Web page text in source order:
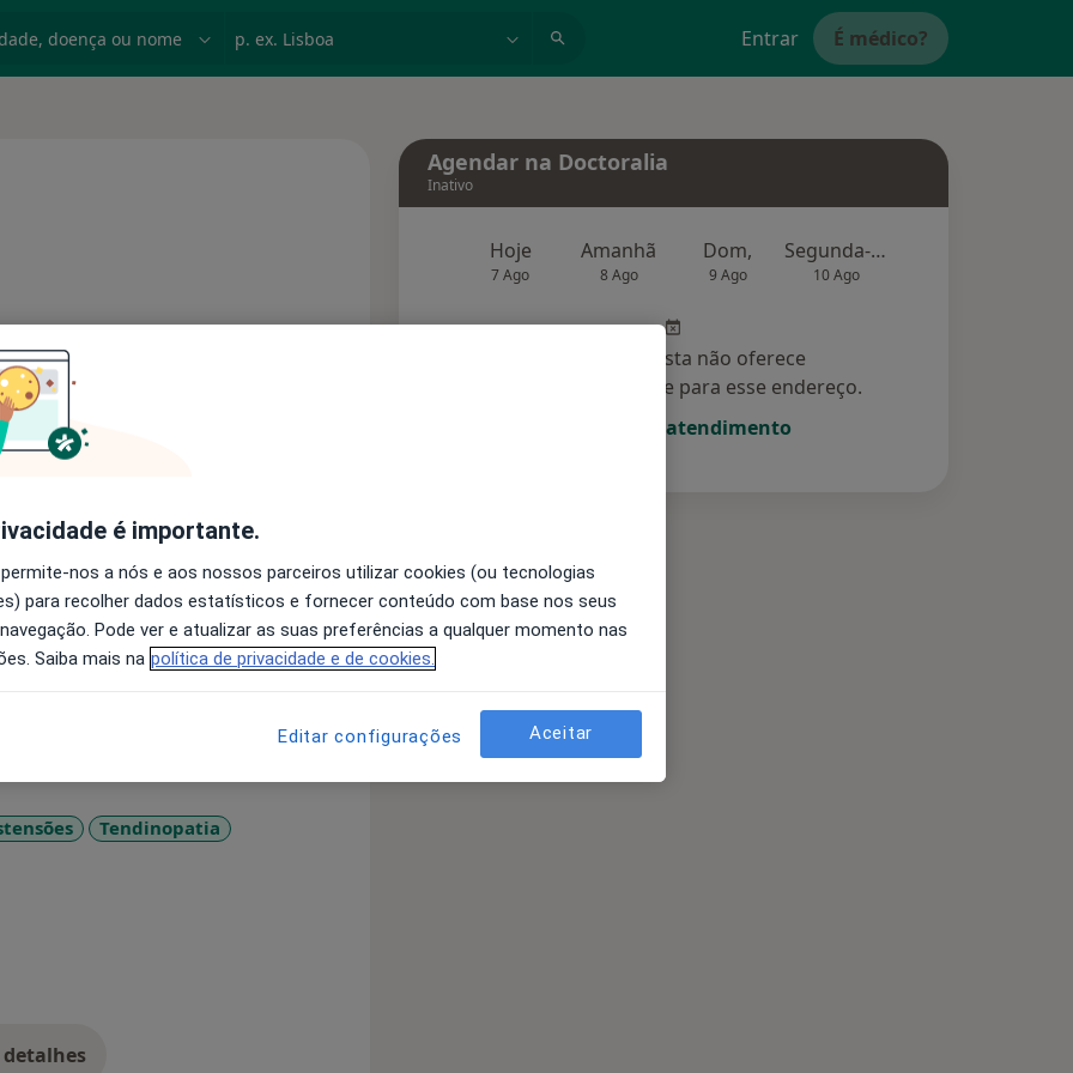
Entrar É médico?
Solicite um atendimento
e Bem-estar.
melhor qualidade de vida e sem
da Fisioterapia, Osteopatia,
Não Invasiva (NESA).
Clinic.
of Physiotherapy, Osteopathy,
Invasive Neuromodulation
Tendinopatia
Agendar na Doctoralia
Inativo
Hoje
7 Ago
Amanhã
8 Ago
Dom,
9 Ago
Segunda-feira
10 Ago
Esse especialista não oferece
agendamento online para esse endereço.
Solicite um atendimento
é importante.
nos a nós e aos nossos parceiros utilizar cookies (ou tecnologias
para recolher dados estatísticos e fornecer conteúdo com base nos seus
Pode ver e atualizar as suas preferências a qualquer momento nas
Saiba mais na política de privacidade e de cookies.
Editar configurações Aceitar